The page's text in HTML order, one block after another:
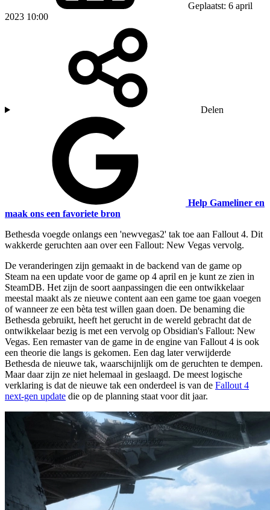
Geplaatst: 6 april
2023 10:00
Delen
Help Gameliner en
maak ons een favoriete bron
Bethesda voegde onlangs een 'newvegas2' tak toe aan Fallout 4. Dit
wakkerde geruchten aan over een Fallout: New Vegas vervolg.
De veranderingen zijn gemaakt in de backend van de game op
Steam na een update voor de game op 4 april en je kunt ze zien in
SteamDB. Het zijn de soort aanpassingen die een ontwikkelaar
meestal maakt als ze nieuwe content aan een game toe gaan voegen
of wanneer ze een bèta test willen gaan doen. De benaming die
Bethesda gebruikt, heeft het gerucht in de wereld gebracht dat de
ontwikkelaar bezig is met een vervolg op Obsidian's Fallout: New
Vegas. Een remaster van de game in de engine van Fallout 4 is ook
een theorie die langs is gekomen. Een dag later verwijderde
Bethesda de nieuwe tak, waarschijnlijk om de geruchten te dempen.
Maar daar zijn ze niet helemaal in geslaagd. De meest logische
verklaring is dat de nieuwe tak een onderdeel is van de Fallout 4
next-gen update die op de planning staat voor dit jaar.